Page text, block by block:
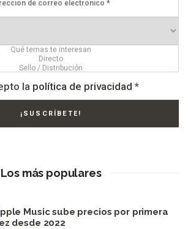
la política de privacidad *
Los más populares
Music sube precios por primera
desde 2022